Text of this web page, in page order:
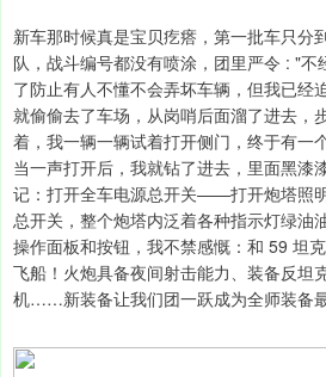
新车那时候真是宝贝疙瘩，第一批车只分
队，战斗编号都没有喷涂，团里严令 : "
了防止有人不懂不会弄坏车辆，但我已经
就偷偷去了车场，从岗哨后面溜了进去，
着，我一辆一辆试着打开侧门，终于有一
当一声打开后，我就钻了进去，里面黑漆
记：打开全车电源总开关——打开炮塔照
总开关，整个炮塔内泛着各种指示灯绿油
操作面板和按钮，我不禁感慨：和 59 坦
飞船！火炮具备夜间射击能力、装备反坦
机……新装备让我们团一跃成为全师装备最